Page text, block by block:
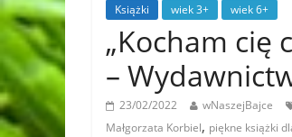
Książki wiek 3+ wiek 6+
„Kocham cię
–
23/02/2022 wNaszejBajce
Małgorzata Korbiel, piękne książki